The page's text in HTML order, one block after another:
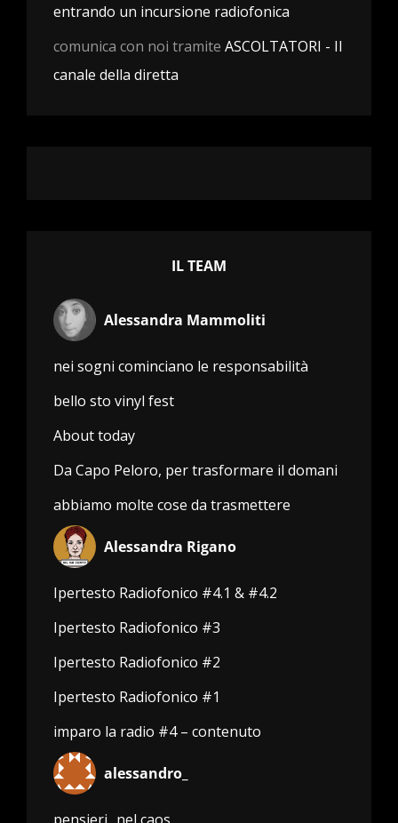
entrando un incursione radiofonica
comunica con noi tramite ASCOLTATORI - Il
canale della diretta
IL TEAM
Alessandra Mammoliti
nei sogni cominciano le responsabilità
bello sto vinyl fest
About today
Da Capo Peloro, per trasformare il domani
abbiamo molte cose da trasmettere
Alessandra Rigano
Ipertesto Radiofonico #4.1 & #4.2
Ipertesto Radiofonico #3
Ipertesto Radiofonico #2
Ipertesto Radiofonico #1
imparo la radio #4 – contenuto
alessandro_
pensieri.. nel caos